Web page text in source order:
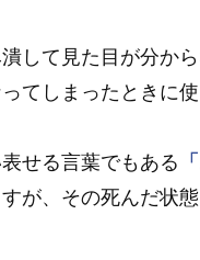
して見た目が分か
てしまったときに使
せる言葉でもある
が、その死んだ状